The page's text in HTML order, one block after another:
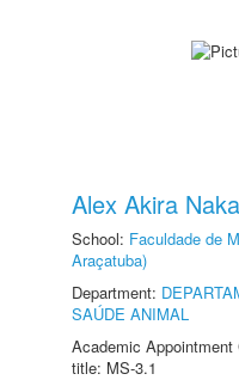
Alex Akira
School: Faculdade de
Araçatuba)
Department:
SAÚDE ANIMAL
Academic
title: MS-3.1